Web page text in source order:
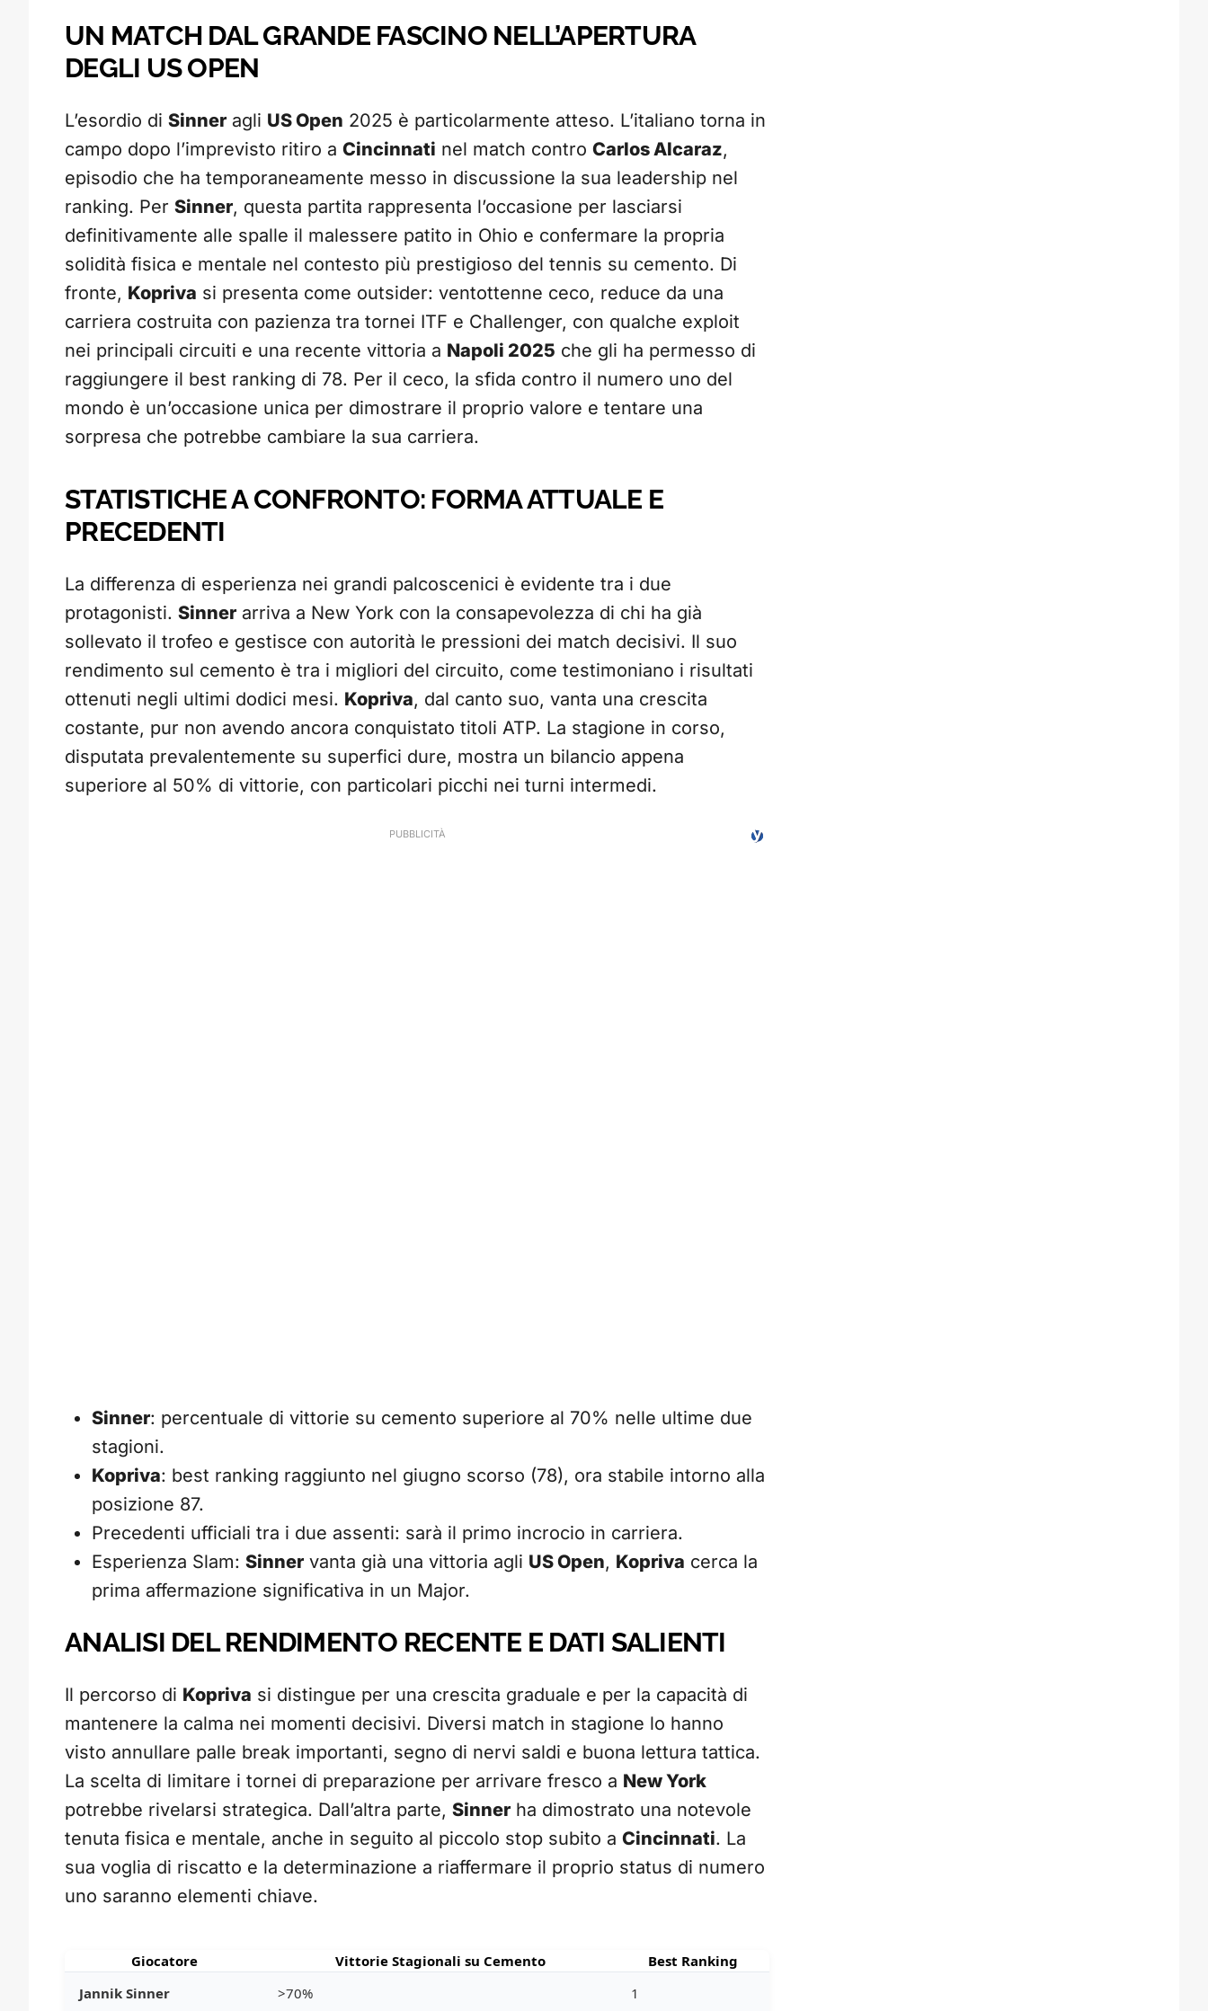
UN MATCH DAL GRANDE FASCINO NELL’APERTURA
DEGLI US OPEN
L’esordio di Sinner agli US Open 2025 è particolarmente atteso. L’italiano torna in
campo dopo l’imprevisto ritiro a Cincinnati nel match contro Carlos Alcaraz,
episodio che ha temporaneamente messo in discussione la sua leadership nel
ranking. Per Sinner, questa partita rappresenta l’occasione per lasciarsi
definitivamente alle spalle il malessere patito in Ohio e confermare la propria
solidità fisica e mentale nel contesto più prestigioso del tennis su cemento. Di
fronte, Kopriva si presenta come outsider: ventottenne ceco, reduce da una
carriera costruita con pazienza tra tornei ITF e Challenger, con qualche exploit
nei principali circuiti e una recente vittoria a Napoli 2025 che gli ha permesso di
raggiungere il best ranking di 78. Per il ceco, la sfida contro il numero uno del
mondo è un’occasione unica per dimostrare il proprio valore e tentare una
sorpresa che potrebbe cambiare la sua carriera.
STATISTICHE A CONFRONTO: FORMA ATTUALE E
PRECEDENTI
La differenza di esperienza nei grandi palcoscenici è evidente tra i due
protagonisti. Sinner arriva a New York con la consapevolezza di chi ha già
sollevato il trofeo e gestisce con autorità le pressioni dei match decisivi. Il suo
rendimento sul cemento è tra i migliori del circuito, come testimoniano i risultati
ottenuti negli ultimi dodici mesi. Kopriva, dal canto suo, vanta una crescita
costante, pur non avendo ancora conquistato titoli ATP. La stagione in corso,
disputata prevalentemente su superfici dure, mostra un bilancio appena
superiore al 50% di vittorie, con particolari picchi nei turni intermedi.
Sinner: percentuale di vittorie su cemento superiore al 70% nelle ultime due
stagioni.
Kopriva: best ranking raggiunto nel giugno scorso (78), ora stabile intorno alla
posizione 87.
Precedenti ufficiali tra i due assenti: sarà il primo incrocio in carriera.
Esperienza Slam: Sinner vanta già una vittoria agli US Open, Kopriva cerca la
prima affermazione significativa in un Major.
ANALISI DEL RENDIMENTO RECENTE E DATI SALIENTI
Il percorso di Kopriva si distingue per una crescita graduale e per la capacità di
mantenere la calma nei momenti decisivi. Diversi match in stagione lo hanno
visto annullare palle break importanti, segno di nervi saldi e buona lettura tattica.
La scelta di limitare i tornei di preparazione per arrivare fresco a New York
potrebbe rivelarsi strategica. Dall’altra parte, Sinner ha dimostrato una notevole
tenuta fisica e mentale, anche in seguito al piccolo stop subito a Cincinnati. La
sua voglia di riscatto e la determinazione a riaffermare il proprio status di numero
uno saranno elementi chiave.
Giocatore Vittorie Stagionali su Cemento
Best Ranking
Jannik Sinner
>70% 1